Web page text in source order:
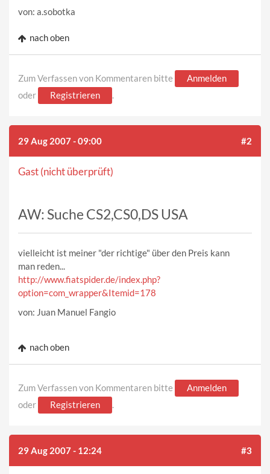
von: a.sobotka
nach oben
Zum Verfassen von Kommentaren bitte
Anmelden
oder
Registrieren .
29 Aug 2007 - 09:00 #2
Gast (nicht überprüft)
AW: Suche CS2,CS0,DS USA
vielleicht ist meiner "der richtige" über den Preis kann
man reden...
http://www.fiatspider.de/index.php?
option=com_wrapper&Itemid=178
von: Juan Manuel Fangio
nach oben
Zum Verfassen von Kommentaren bitte
Anmelden
oder
Registrieren .
29 Aug 2007 - 12:24 #3